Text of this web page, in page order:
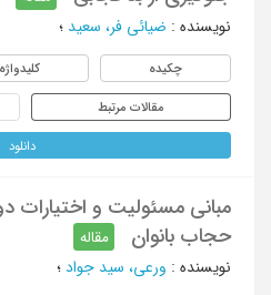
نویسنده : ضیائی فر، سعید ؛
چکیده کلیدواژه
مقالات مرتبط
دانلود
مبانی مسئولیت و اختیارات
حجاب بانوان
مقاله
نویسنده : ورعی، سید جواد ؛